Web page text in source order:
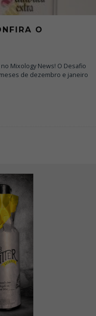
O
Mixology News! O Desafio
de dezembro e janeiro